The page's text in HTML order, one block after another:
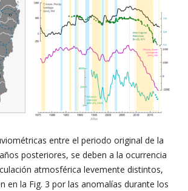
entre el periodo original de la
posteriores, se deben a la ocurrencia
atmosférica levemente distintos,
en la Fig. 3 por las anomalías durante los